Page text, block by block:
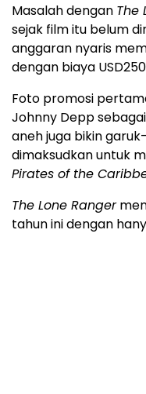
Masalah dengan The
sejak film itu belum
anggaran nyaris
dengan biaya
Foto promosi
Johnny Depp
aneh juga bikin
dimaksudkan untuk
Pirates of the
The Lone Ranger
tahun ini dengan